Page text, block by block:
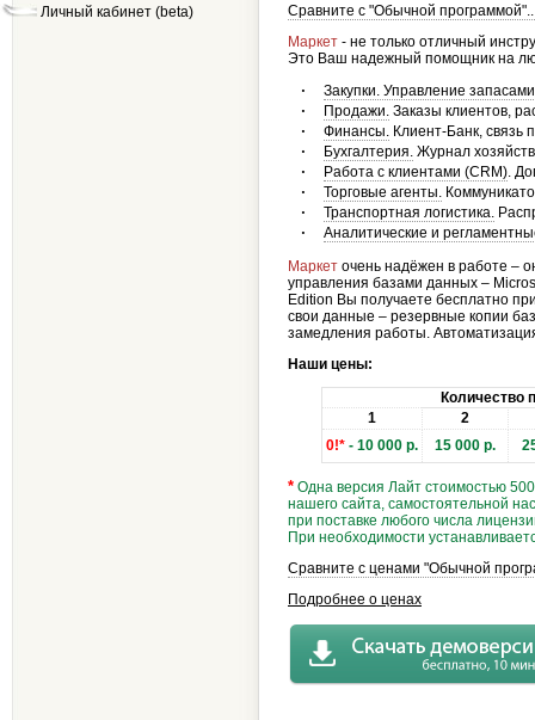
Личный кабинет (beta)
Сравните с "Обычной
Маркет - не только отличный
Это Ваш надежный помощник на
·Закупки. Управление
· Продажи. Заказы клиентов,
·Финансы. Клиент-Банк,
· Бухгалтерия. Журнал
· Работа с клиентами (CRM).
·Торговые агенты.
·Транспортная логистика.
·Аналитические и
Маркет очень надёжен в работе –
управления базами данных –
Edition Вы получаете бесплатно
свои данные – резервные копии
замедления работы.
Наши цены:
Количество
1
2
0!* - 10 000 р. 15 000 р.
* Одна версия Лайт стоимостью
нашего сайта, самостоятельной
при поставке любого числа
При необходимости
Сравните с ценами "Обычной
Подробнее о ценах